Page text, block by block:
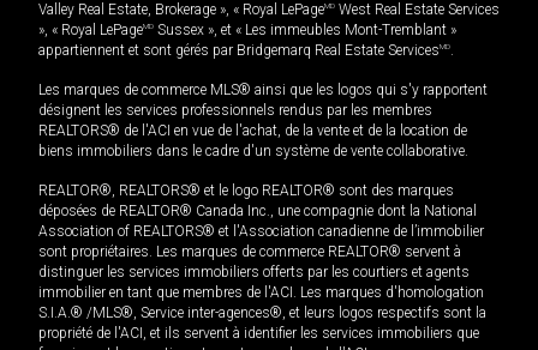
Valley Real Estate, Brokerage », « Royal LePageMD West Real Estate Services
», « Royal LePageMD Sussex », et « Les immeubles Mont-Tremblant »
appartiennent et sont gérés par Bridgemarq Real Estate ServicesMD.
Les marques de commerce MLS® ainsi que les logos qui s'y rapportent
désignent les services professionnels rendus par les membres
REALTORS® de l'ACI en vue de l'achat, de la vente et de la location de
biens immobiliers dans le cadre d'un système de vente collaborative.
REALTOR®, REALTORS® et le logo REALTOR® sont des marques
déposées de REALTOR® Canada Inc., une compagnie dont la National
Association of REALTORS® et l'Association canadienne de l’immobilier
sont propriétaires. Les marques de commerce REALTOR® servent à
distinguer les services immobiliers offerts par les courtiers et agents
immobilier en tant que membres de l'ACI. Les marques d'homologation
S.I.A.® /MLS®, Service inter-agences®, et leurs logos respectifs sont la
propriété de l'ACI, et ils servent à identifier les services immobiliers que